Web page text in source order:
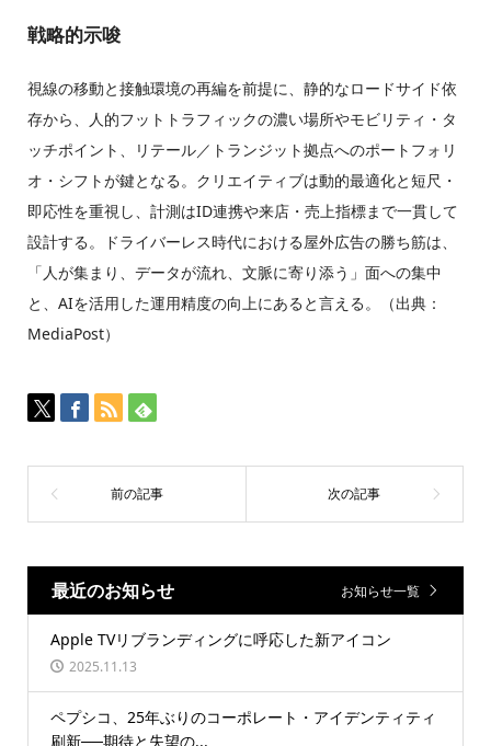
戦略的示唆
視線の移動と接触環境の再編を前提に、静的なロードサイド依
存から、人的フットトラフィックの濃い場所やモビリティ・タ
ッチポイント、リテール／トランジット拠点へのポートフォリ
オ・シフトが鍵となる。クリエイティブは動的最適化と短尺・
即応性を重視し、計測はID連携や来店・売上指標まで一貫して
設計する。ドライバーレス時代における屋外広告の勝ち筋は、
「人が集まり、データが流れ、文脈に寄り添う」面への集中
と、AIを活用した運用精度の向上にあると言える。（出典：
MediaPost）
最近のお知らせ お知らせ一覧
Apple TVリブランディングに呼応した新アイコン
2025.11.13
ペプシコ、25年ぶりのコーポレート・アイデンティティ
刷新──期待と失望の...